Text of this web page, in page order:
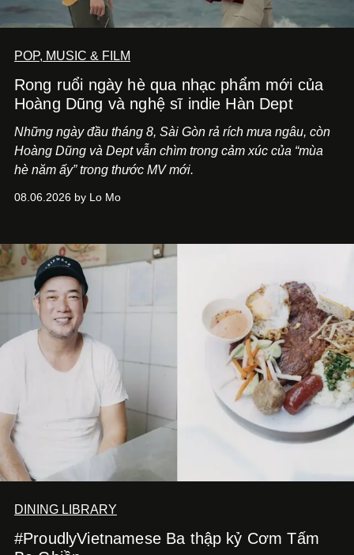
POP, MUSIC & FILM
Rong ruổi ngày hè qua nhạc phẩm mới của
Hoàng Dũng và nghệ sĩ indie Hàn Dept
Những ngày đầu tháng 8, Sài Gòn rả rích mưa ngâu, còn
Hoàng Dũng và Dept vẫn chìm trong cảm xúc của “mùa
hè năm ấy” trong thước MV mới.
08.06.2026 by Lo Mo
DINING LIBRARY
#ProudlyVietnamese Ba thập kỷ Cơm Tấm